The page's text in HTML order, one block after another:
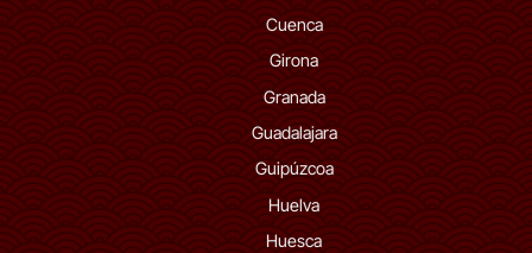
Cuenca
Girona
Granada
Guadalajara
Guipúzcoa
Huelva
Huesca